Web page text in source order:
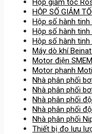
Hộp giảm tốc
HỘP SỐ GIẢM
Hộp số hành tinh
Hộp số hành tinh
Hộp số hành
Máy dò khí
Motor điện
Motor phanh
Nhà phân phối
Nhà phân phối
Nhà phân phối
Nhà phân phối
Nhà phân phối
Thiết bị đo lưu